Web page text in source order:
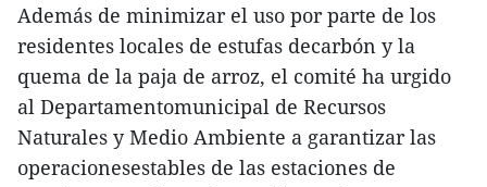
Además de minimizar el uso por parte de los
residentes locales de estufas decarbón y la
quema de la paja de arroz, el comité ha urgido
al Departamentomunicipal de Recursos
Naturales y Medio Ambiente a garantizar las
operacionesestables de las estaciones de